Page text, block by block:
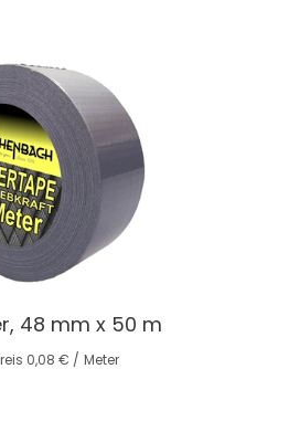
48 mm x 50 m
0,08 € / Meter